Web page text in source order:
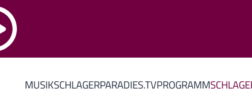
MUSIKSCHLAGERPARADIES.TVPROGRAMM